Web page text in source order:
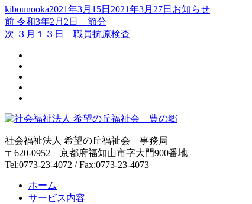
投
稿
者
kibounooka投
稿
日:
2021年3月15日 2021年3月27日 カ
お知らせ
投
稿
ー
シ
ョ
前 過
去
投
稿:
令和3年2月2日 節分
次 次
投
稿:
３月１３日 職員抗原検査
社会福祉法人 希望の丘福祉会 事務局
〒620-0952 京都府福知山市字大門900番地
Tel:0773-23-4072 / Fax:0773-23-4073
ホーム
サービス内容